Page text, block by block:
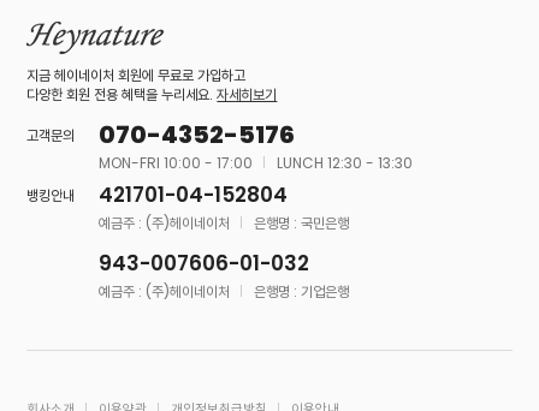
지금 헤이네이처 회원에 무료로 가입하고
다양한 회원 전용 혜택을 누리세요.자세히보기
고객문의
070-4352-5176
MON-FRI 10:00 - 17:00
LUNCH 12:30 - 13:30
뱅킹안내
421701-04-152804
예금주 : (주)헤이네이처 은행명 : 국민은행
943-007606-01-032
예금주 : (주)헤이네이처 은행명 : 기업은행